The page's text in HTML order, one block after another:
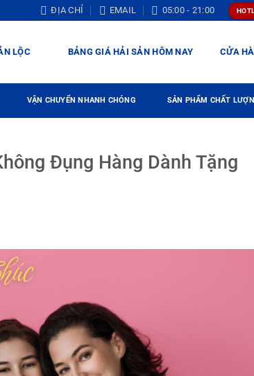
ĐỊA CHỈ EMAIL 05:00 - 21:00
LỘC BẢNG GIÁ HẢI SẢN HÔM NAY CỬA
VẬN CHUYỂN NHANH CHÓNG SẢN PHẨM CHẤT
Đụng Hàng Dành Tặng